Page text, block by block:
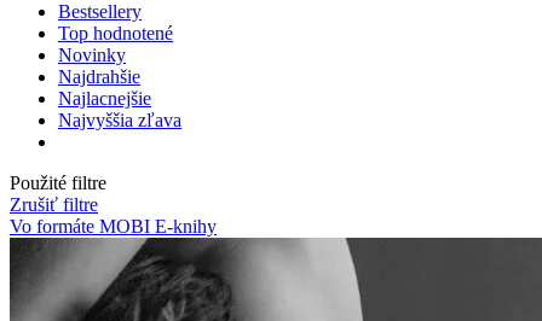
Bestsellery
Top hodnotené
Novinky
Najdrahšie
Najlacnejšie
Najvyššia zľava
Použité filtre
Zrušiť filtre
Vo formáte MOBI E-knihy